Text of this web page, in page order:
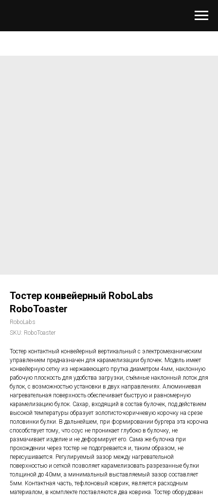
Тостер конвейерный RoboLabs
RoboToaster
RoboLabs
SKU: RoboToaster
Тостер контактный конвейерный вертикальный с электромеханическим
управлением предназначен для карамелизации булочек. Модель имеет
конвейерную сетку из нержавеющего прутка диаметром 4мм, наклонную
рабочую плоскость для удобства загрузки, съёмные наклонный лоток для
булок, с возможностью установки в двух направлениях. Алюминиевая
нагревательная поверхность обеспечивает быструю и равномерную
карамелизацию булок. Сахар, входящий в состав булочек, под действием
высокой температуры образует золотисто-коричневую корочку на срезе
половинки булки. В дальнейшем, при формировании бургера эта корочка
способствует тому, что соус не проникает глубоко в булочку, не
размачивает изделие и не деформирует его. Сама же булочка при
прохождении через тостер не подогревается и, таким образом, не
пересушивается. Регулируемый зазор между нагревательной
поверхностью и сеткой позволяет карамелизовать разрезанные булки
толщиной до 40мм, а минимальный выставляемый зазор составляет
5мм. Контактная часть, тефлоновый коврик, является расходным
материалом, в комплекте поставляются два коврика. Тостер оборудован